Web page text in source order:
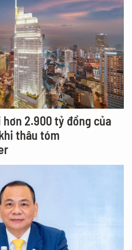
hơn 2.900 tỷ đồng của
thâu tóm